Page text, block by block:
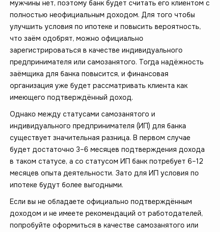
мужчины нет, поэтому банк будет считать его клиентом с
полностью неофициальным доходом. Для того чтобы
улучшить условия по ипотеке и повысить вероятность,
что заём одобрят, можно официально
зарегистрироваться в качестве индивидуального
предпринимателя или самозанятого. Тогда надёжность
заёмщика для банка повысится, и финансовая
организация уже будет рассматривать клиента как
имеющего подтверждённый доход.
Однако между статусами самозанятого и
индивидуального предпринимателя (ИП) для банка
существует значительная разница. В первом случае
будет достаточно 3–6 месяцев подтверждения дохода
в таком статусе, а со статусом ИП банк потребует 6–12
месяцев опыта деятельности. Зато для ИП условия по
ипотеке будут более выгодными.
Если вы не обладаете официально подтверждённым
доходом и не имеете рекомендаций от работодателей,
попробуйте оформиться в качестве самозанятого или